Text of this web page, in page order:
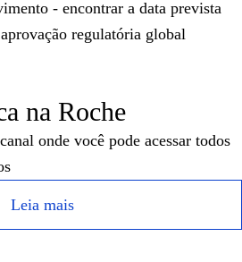
- encontrar a data prevista
regulatória global
na Roche
onde você pode acessar todos
Leia mais